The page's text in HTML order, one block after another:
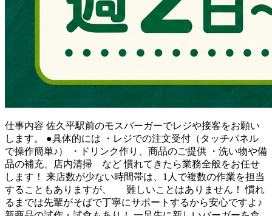
仕事内容 佐久平駅前のモスバーガーでレジや接客をお願い
します。 ●具体的には ・レジでの注文受付（タッチパネル
で操作簡単♪） ・ドリンク作り、商品のご提供 ・洗い物や備
品の補充、店内清掃 など 慣れてきたら業務全般をお任せ
します！ 来店数が少ない時間帯は、1人で複数の作業を担当
することもありますが、 難しいことはありません！ 慣れ
るまでは先輩がそばで丁寧にサポートするから安心ですよ♪